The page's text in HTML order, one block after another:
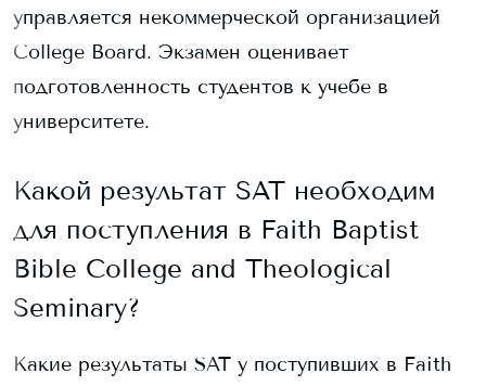
управляется некоммерческой организацией
College Board. Экзамен оценивает
подготовленность студентов к учебе в
университете.
Какой результат SAT необходим
для поступления в Faith Baptist
Bible College and Theological
Seminary?
Какие результаты SAT у поступивших в Faith